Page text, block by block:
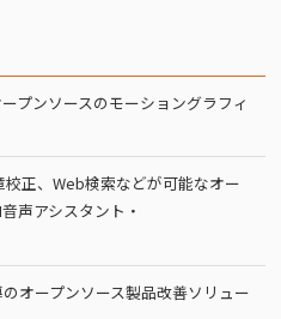
プンソースのモーショングラフィ
正、Web検索などが可能なオー
声アシスタント・
オープンソース製品改善ソリュー